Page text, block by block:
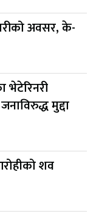
अवसर, के-
भेटेरिनरी
मुद्दा
शव